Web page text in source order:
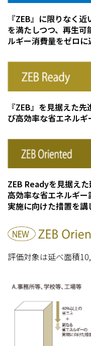
『ZEB』に限りなく
を満たしつつ、再生
ルギー消費量をゼロ
『ZEB』を見据えた
び高効率な省エネル
ZEB Readyを見据え
高効率な省エネルギ
実施に向けた措置を
評価対象は延べ面積